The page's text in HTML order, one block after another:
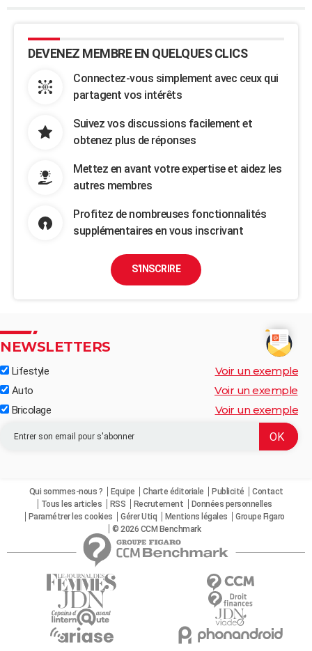
DEVENEZ MEMBRE EN QUELQUES CLICS
Connectez-vous simplement avec ceux qui
partagent vos intérêts
Suivez vos discussions facilement et
obtenez plus de réponses
Mettez en avant votre expertise et aidez les
autres membres
Profitez de nombreuses fonctionnalités
supplémentaires en vous inscrivant
S'INSCRIRE
NEWSLETTERS
Lifestyle Voir un exemple
Auto Voir un exemple
Bricolage Voir un exemple
Qui sommes-nous ? Equipe Charte éditoriale Publicité
Contact
Tous les articles
RSS Recrutement
Données personnelles
Paramétrer les cookies
Gérer Utiq Mentions légales
Groupe Figaro
© 2026 CCM Benchmark